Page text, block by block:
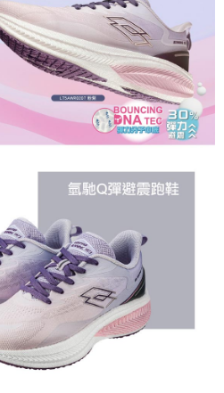
申辦者引起之損失，本公司不負相關責
將依據個別帳號之用戶狀況，依本公司即
有額度不足之情形，本公司將視審查結果
他人資訊註冊。若發現惡意使用之情形，
該用戶之使用額度並採取法律行動。